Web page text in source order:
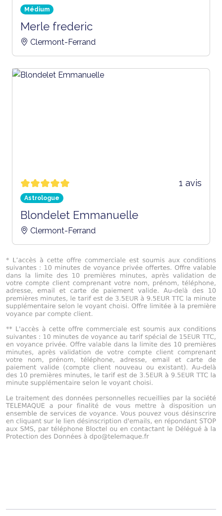
Médium
Merle frederic
Clermont-Ferrand
1 avis
Astrologue
Blondelet Emmanuelle
Clermont-Ferrand